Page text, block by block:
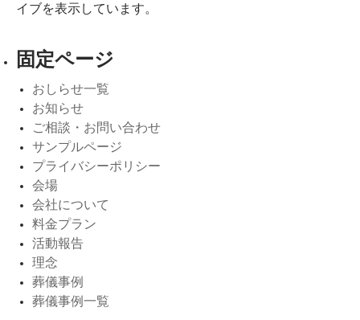
イブを表示しています。
固定ページ
おしらせ一覧
お知らせ
ご相談・お問い合わせ
サンプルページ
プライバシーポリシー
会場
会社について
料金プラン
活動報告
理念
葬儀事例
葬儀事例一覧